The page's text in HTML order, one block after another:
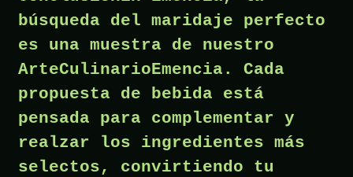
búsqueda del maridaje perfecto
es una muestra de nuestro
ArteCulinarioEmencia. Cada
propuesta de bebida está
pensada para complementar y
realzar los ingredientes más
selectos, convirtiendo tu